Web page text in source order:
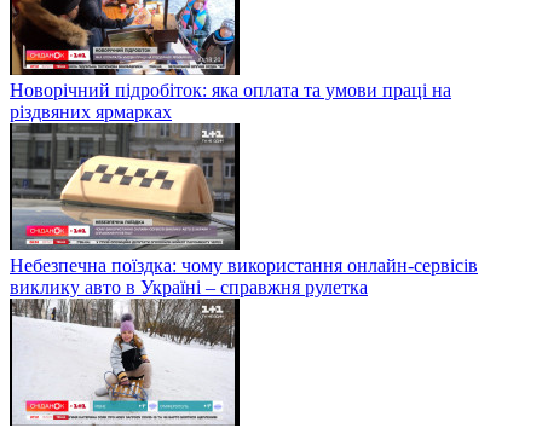
Новорічний підробіток: яка оплата та умови праці на
різдвяних ярмарках
Небезпечна поїздка: чому використання онлайн-сервісів
виклику авто в Україні – справжня рулетка